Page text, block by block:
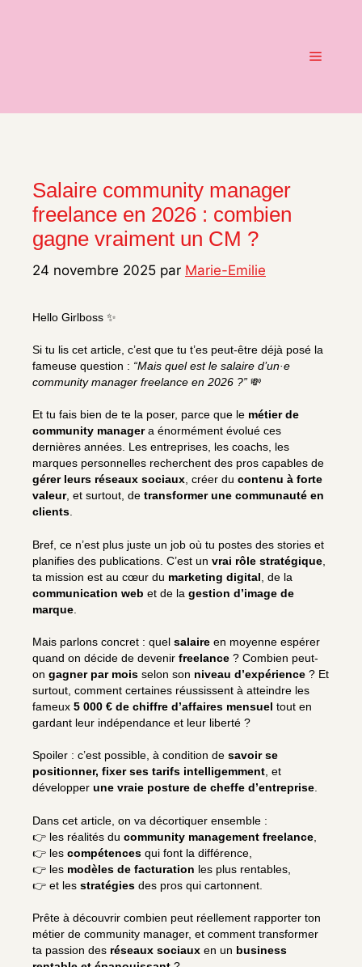
Menu
Salaire community manager
freelance en 2026 : combien
gagne vraiment un CM ?
24 novembre 2025 par Marie-Emilie
Hello Girlboss ✨
Si tu lis cet article, c’est que tu t’es peut-être déjà posé la
fameuse question : “Mais quel est le salaire d’un·e
community manager freelance en 2026 ?” 💸
Et tu fais bien de te la poser, parce que le métier de
community managera énormément évolué ces
dernières années. Les entreprises, les coachs, les
marques personnelles recherchent des pros capables de
gérer leurs réseaux sociaux, créer du contenu à forte
valeur, et surtout, de transformer une communauté en
clients.
Bref, ce n’est plus juste un job où tu postes des stories et
planifies des publications. C’est un vrai rôle stratégique
ta mission est au cœur du marketing digital , de la
communication web et de la gestion d’image de
marque
Mais parlons concret : quel salaire en moyenne espérer
quand on décide de devenir freelance ? Combien peut-
on gagner par mois selon son niveau d’expérience ? Et
surtout, comment certaines réussissent à atteindre les
fameux 5 000 € de chiffre d’affaires mensuel tout en
gardant leur indépendance et leur liberté ?
Spoiler : c’est possible, à condition de savoir se
positionner, fixer ses tarifs intelligemment, et
développer une vraie posture de cheffe d’entreprise.
Dans cet article, on va décortiquer ensemble :
👉 les réalités du community management freelance
👉 les compétences qui font la différence,
👉 les modèles de facturation les plus rentables,
👉 et les stratégies des pros qui cartonnent.
Prête à découvrir combien peut réellement rapporter ton
métier de community manager, et comment transformer
ta passion des réseaux sociaux en un business